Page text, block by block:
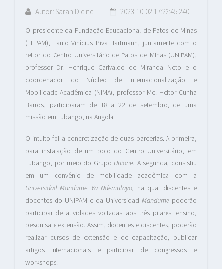
Autor: Sarah Dieine 2023-10-02 17:22:45.240
O presidente da Fundação Educacional de Patos de Minas
(FEPAM), Paulo Vinícius Piva Hartmann, juntamente com o
reitor do Centro Universitário de Patos de Minas (UNIPAM),
professor Dr. Henrique Carivaldo de Miranda Neto e o
coordenador do Núcleo de Internacionalização e
Mobilidade Acadêmica (NIMA), professor Me. Heitor Cunha
Barros, participaram de 18 a 22 de setembro, de uma
missão em Lubango, na Angola.
O intuito foi a concretização de duas parcerias. A primeira,
para instalação de um polo do Centro Universitário, em
Lubango, por meio do Grupo Unione. A segunda, consistiu
em um convênio de mobilidade acadêmica com a
Universidad Mandume Ya Ndemufayo, na qual discentes e
docentes do UNIPAM e da Universidad Mandume poderão
participar de atividades voltadas aos três pilares: ensino,
pesquisa e extensão. Assim, docentes e discentes, poderão
realizar cursos de extensão e de capacitação, publicar
artigos internacionais e participar de congressos e
workshops.